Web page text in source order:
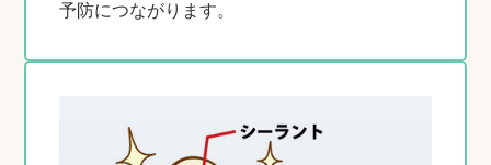
予防につながります。